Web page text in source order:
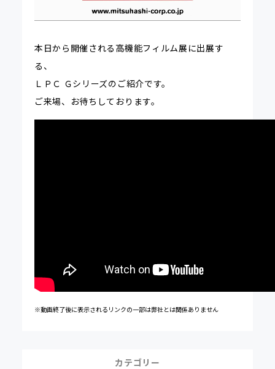
本日から開催される高機能フィルム展に出展す
る、
ＬＰＣ Ｇシリーズのご紹介です。
ご来場、お待ちしております。
※動画終了後に表示されるリンクの一部は弊社とは関係ありません
カテゴリー